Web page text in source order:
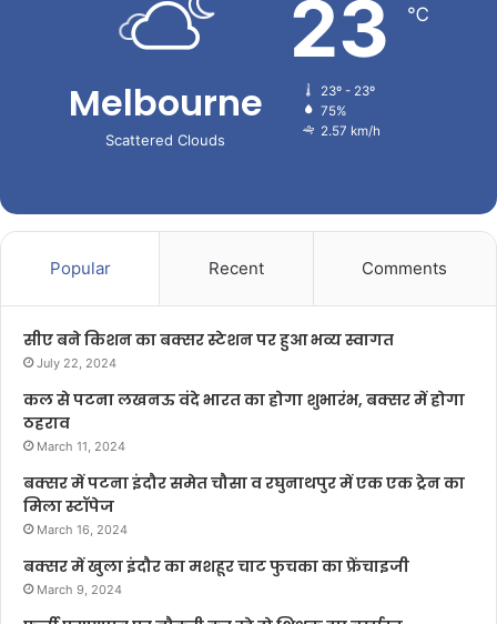
Melbourne
Scattered Clouds
23 ℃
23º - 23º
75%
2.57 km/h
Popular Recent Comments
सीए बने किशन का बक्सर स्टेशन पर हुआ भव्य स्वागत
July 22, 2024
कल से पटना लखनऊ वंदे भारत का होगा शुभारंभ, बक्सर में होगा
ठहराव
March 11, 2024
बक्सर में पटना इंदौर समेत चौसा व रघुनाथपुर में एक एक ट्रेन का
मिला स्टॉपेज
March 16, 2024
बक्सर में खुला इंदौर का मशहूर चाट फुचका का फ्रेंचाइजी
March 9, 2024